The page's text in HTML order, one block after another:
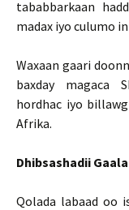
tababbarkaan
madax iyo culumo
Waxaan gaari
baxday magaca
hordhac iyo
Afrika.
Dhibsashadii
Qolada labaad oo